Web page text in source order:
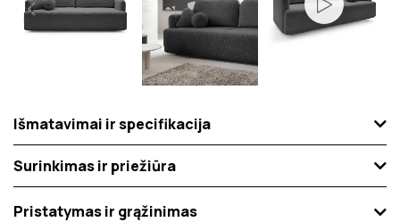
Išmatavimai ir specifikacija
Surinkimas ir priežiūra
Pristatymas ir grąžinimas